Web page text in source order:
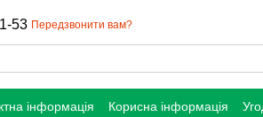
53 Передзвонити вам?
інформація Корисна інформація